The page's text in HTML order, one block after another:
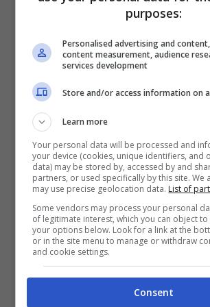
La Pellegrini legge una
che ha appena ricevuto dalla
rapporto negli spogliatoi, dici
La campionessa olimpica
divertita e risponde con un si
se non mi è mai capitato”. Però
esperienza simile sembra
accaduta.
A parlarne fu Luca Marin nel
suo ex, altrettanto famoso per
conseguito diverse vittorie nel
purposes:
Personalised advertising and
content measurement, audience
services development
Store and/or access information on
Learn more
Your personal data will be processed and
your device (cookies, unique identifiers, and
data) may be stored by, accessed by and
partners, or used specifically by this site. We
may use precise geolocation data. List of
Some vendors may process your personal
of legitimate interest, which you can object
your options below. Look for a link at the
or in the site menu to manage or withdraw
and cookie settings.
Consent